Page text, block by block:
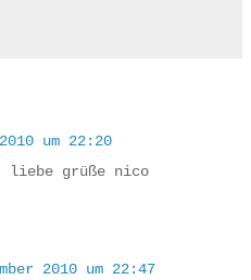
um 22:20
grüße nico
2010 um 22:47